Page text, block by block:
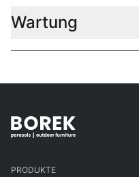
Wartung
PRODUKTE